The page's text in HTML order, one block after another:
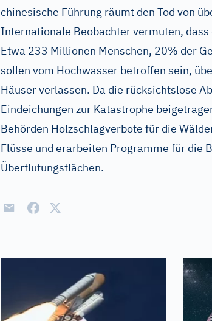
chinesische Führung räumt den Tod von
Internationale Beobachter vermuten,
Etwa 233 Millionen Menschen, 20% der
sollen vom Hochwasser betroffen sein,
Häuser verlassen. Da die rücksichtslose
Eindeichungen zur Katastrophe
Behörden Holzschlagverbote für die
Flüsse und erarbeiten Programme für die
Überflutungsflächen.